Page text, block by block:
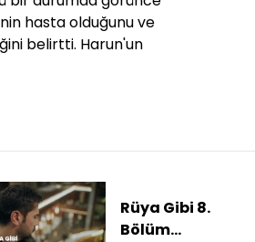
hasta olduğunu ve
belirtti. Harun'un
Rüya Gibi 8.
Bölüm